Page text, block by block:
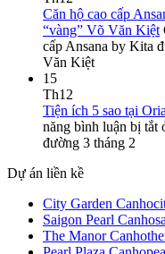
Căn hộ cao cấp
“vàng” Võ Văn Kiệt
cấp Ansana by Kita
Văn Kiệt
15
Th12
Tiện ích 5 sao tại
năng bình luận bị tắt
đường 3 tháng 2
Dự án liền kề
City Garden
Saigon Pearl
The Manor